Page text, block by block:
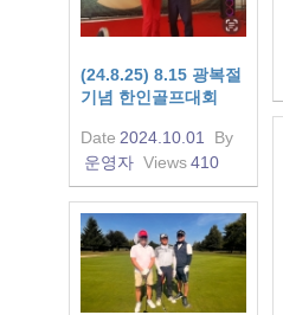
(24.8.25) 8.15 광복절
기념 한인골프대회
Date 2024.10.01
By
운영자 Views410